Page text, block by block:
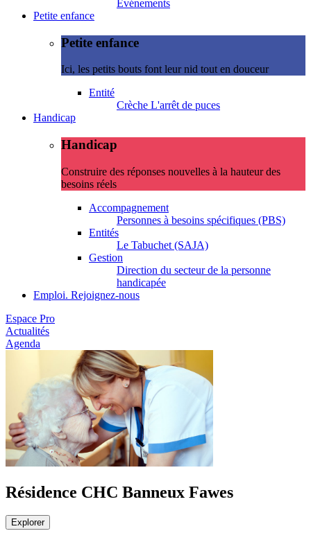
Evénements
Petite enfance
Petite enfance
Ici, les petits bouts font leur nid tout en douceur
Entité
Crèche L'arrêt de puces
Handicap
Handicap
Construire des réponses nouvelles à la hauteur des
besoins réels
Accompagnement
Personnes à besoins spécifiques (PBS)
Entités
Le Tabuchet (SAJA)
Gestion
Direction du secteur de la personne
handicapée
Emploi. Rejoignez-nous
Espace Pro
Actualités
Agenda
Résidence CHC Banneux Fawes
Explorer